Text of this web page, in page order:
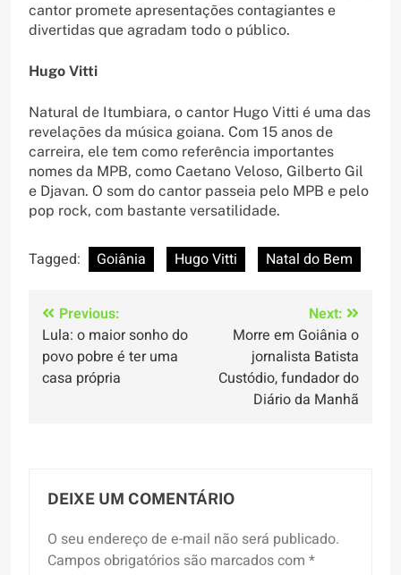
cantor promete apresentações contagiantes e
divertidas que agradam todo o público.
Hugo Vitti
Natural de Itumbiara, o cantor Hugo Vitti é uma das
revelações da música goiana. Com 15 anos de
carreira, ele tem como referência importantes
nomes da MPB, como Caetano Veloso, Gilberto Gil
e Djavan. O som do cantor passeia pelo MPB e pelo
pop rock, com bastante versatilidade.
Tagged: Goiânia Hugo Vitti Natal do Bem
Navegação
de
Post
Previous:
Lula: o maior sonho do
povo pobre é ter uma
casa própria
Next:
Morre em Goiânia o
jornalista Batista
Custódio, fundador do
Diário da Manhã
DEIXE UM COMENTÁRIO
O seu endereço de e-mail não será publicado.
Campos obrigatórios são marcados com *